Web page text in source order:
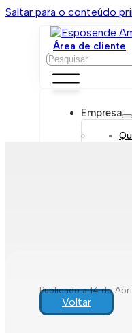
Saltar para o conteúdo
Área de cliente
Pesquisar
Empresa
Publicado a 14 de
Voltar